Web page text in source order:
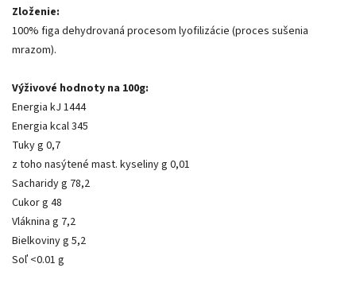
Zloženie:
100% figa dehydrovaná procesom lyofilizácie (proces sušenia
mrazom).
Výživové hodnoty na 100g:
Energia kJ 1444
Energia kcal 345
Tuky g 0,7
z toho nasýtené mast. kyseliny g 0,01
Sacharidy g 78,2
Cukor g 48
Vláknina g 7,2
Bielkoviny g 5,2
Soľ <0.01 g